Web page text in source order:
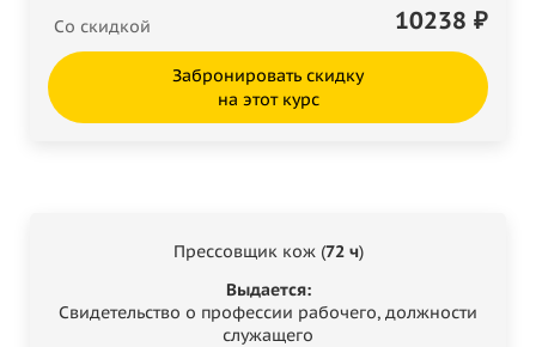
Со скидкой
10238 ₽
Забронировать скидку
на этот курс
Прессовщик кож (72 ч)
Выдается:
Свидетельство о профессии рабочего, должности
служащего